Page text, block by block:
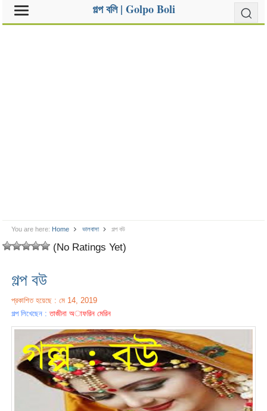
গল্প বলি | Golpo Boli
You are here: Home ভালবাসা গল্প বউ
(No Ratings Yet)
গল্প বউ
প্রকাশিত হয়েছে : মে 14, 2019
গল্প লিখেছেন :তাজীনা অাফরিন মেরিন